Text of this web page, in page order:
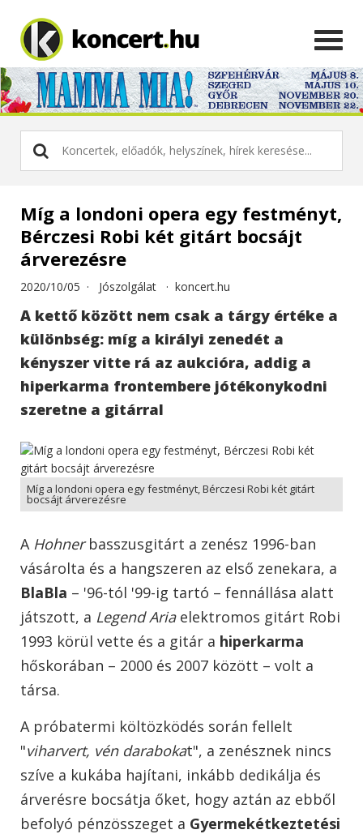
Míg a londoni opera egy festményt,
Bérczesi Robi két gitárt bocsájt
árverezésre
2020/10/05 · Jószolgálat · koncert.hu
A kettő között nem csak a tárgy értéke a
különbség: míg a királyi zenedét a
kényszer vitte rá az aukcióra, addig a
hiperkarma frontembere jótékonykodni
szeretne a gitárral
Míg a londoni opera egy festményt, Bérczesi Robi két gitárt
bocsájt árverezésre
A Hohnerbasszusgitárt a zenész 1996-ban
vásárolta és a hangszeren az első zenekara, a
BlaBla – '96-tól '99-ig tartó – fennállása alatt
játszott, a Legend Ariaelektromos gitárt Robi
1993 körül vette és a gitár a hiperkarma
hőskorában – 2000 és 2007 között – volt a
társa.
A próbatermi költözködés során fellelt
"viharvert, vén darabokat", a zenésznek nincs
szíve a kukába hajítani, inkább dedikálja és
árverésre bocsátja őket, hogy aztán az ebből
befolyó pénzösszeget a Gyermekétkeztetési